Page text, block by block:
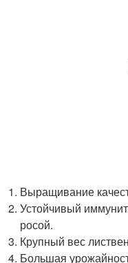
Выращивание
Устойчивый
росой.
Крупный вес
Большая